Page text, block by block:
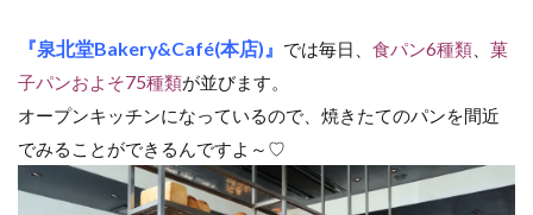
『泉北堂Bakery&Café(本店)』 では毎日、 食パン6種類
菓
子パンおよそ75種類が並びます。
オープンキッチンになっているので、焼きたてのパンを間近
でみることができるんですよ～♡